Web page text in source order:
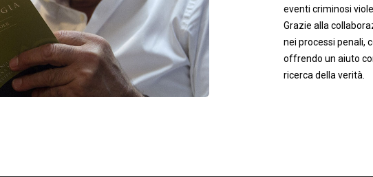
eventi criminosi
Grazie alla
nei processi penali,
offrendo un aiuto
ricerca della verità.